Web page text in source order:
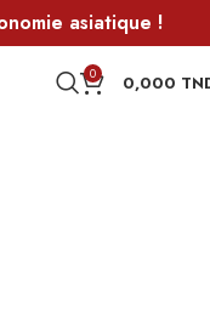
asiatique !
0 0,000